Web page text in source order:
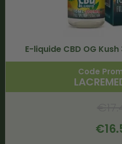
E-liquide CBD OG
Code
€